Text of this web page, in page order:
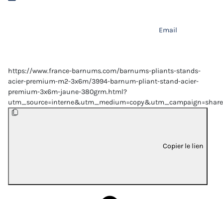
Email
https://www.france-barnums.com/barnums-pliants-stands-
acier-premium-m2-3x6m/3994-barnum-pliant-stand-acier-
premium-3x6m-jaune-380grm.html?
Copier le lien